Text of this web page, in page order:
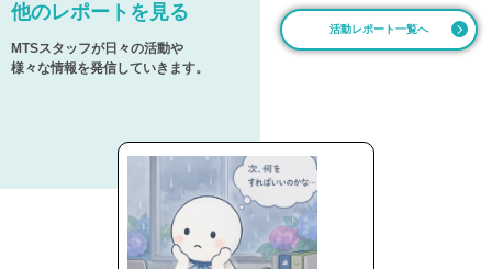
他のレポートを見る
MTSスタッフが日々の活動や
様々な情報を発信していきます。
活動レポート一覧へ